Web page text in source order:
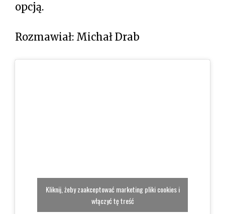
opcją.
Rozmawiał: Michał Drab
Kliknij, żeby zaakceptować marketing pliki cookies i
włączyć tę treść